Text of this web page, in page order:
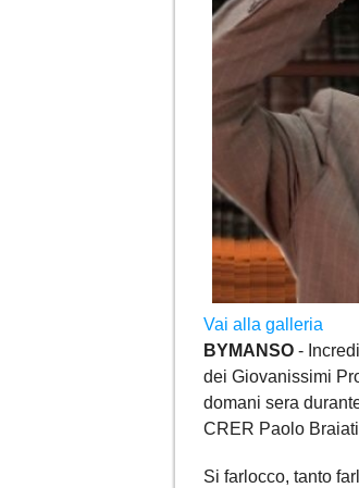
Vai alla galleria
BYMANSO -
dei Giovanissimi
domani sera
CRER Paolo
Si farlocco, tanto